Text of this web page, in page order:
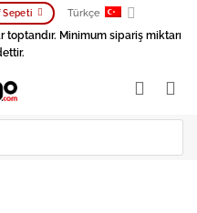
Sepeti Türkçe
toptandır. Minimum sipariş miktarı